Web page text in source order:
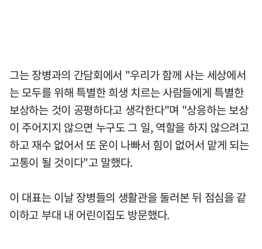
그는 장병과의 간담회에서 "우리가 함께 사는 세상에서
는 모두를 위해 특별한 희생 치르는 사람들에게 특별한
보상하는 것이 공평하다고 생각한다"며 "상응하는 보상
이 주어지지 않으면 누구도 그 일, 역할을 하지 않으려고
하고 재수 없어서 또 운이 나빠서 힘이 없어서 맡게 되는
고통이 될 것이다"고 말했다.
이 대표는 이날 장병들의 생활관을 둘러본 뒤 점심을 같
이하고 부대 내 어린이집도 방문했다.